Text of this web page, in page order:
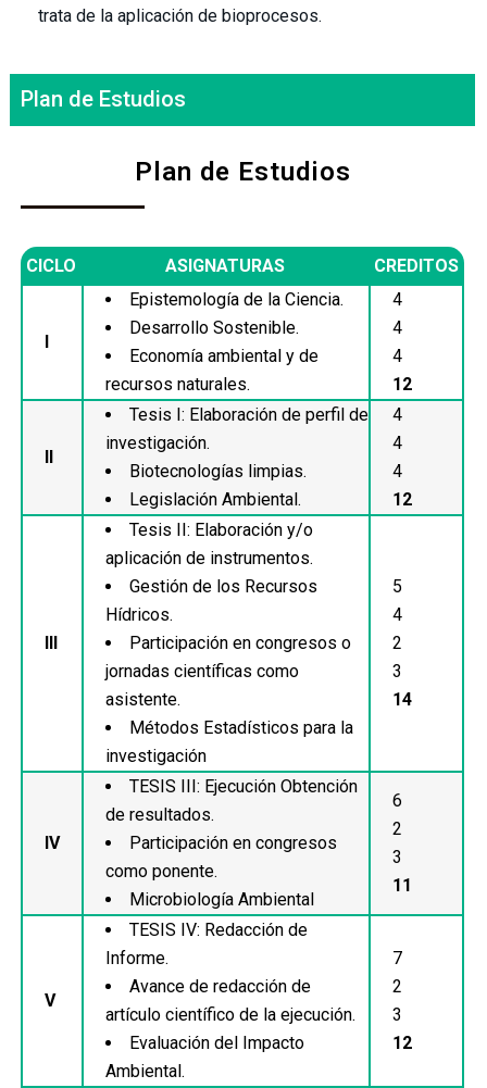
trata de la aplicación de bioprocesos.
Plan de Estudios
Plan de Estudios
CICLO ASIGNATURAS CREDITOS
I
Epistemología de la Ciencia.
Desarrollo Sostenible.
Economía ambiental y de
recursos naturales.
4
4
4
12
II
Tesis I: Elaboración de perfil de
investigación.
Biotecnologías limpias.
Legislación Ambiental.
4
4
4
12
III
Tesis II: Elaboración y/o
aplicación de instrumentos.
Gestión de los Recursos
Hídricos.
Participación en congresos o
jornadas científicas como
asistente.
Métodos Estadísticos para la
investigación
5
4
2
3
14
IV
TESIS III: Ejecución Obtención
de resultados.
Participación en congresos
como ponente.
Microbiología Ambiental
6
2
3
11
V
TESIS IV: Redacción de
Informe.
Avance de redacción de
artículo científico de la ejecución.
Evaluación del Impacto
Ambiental.
7
2
3
12